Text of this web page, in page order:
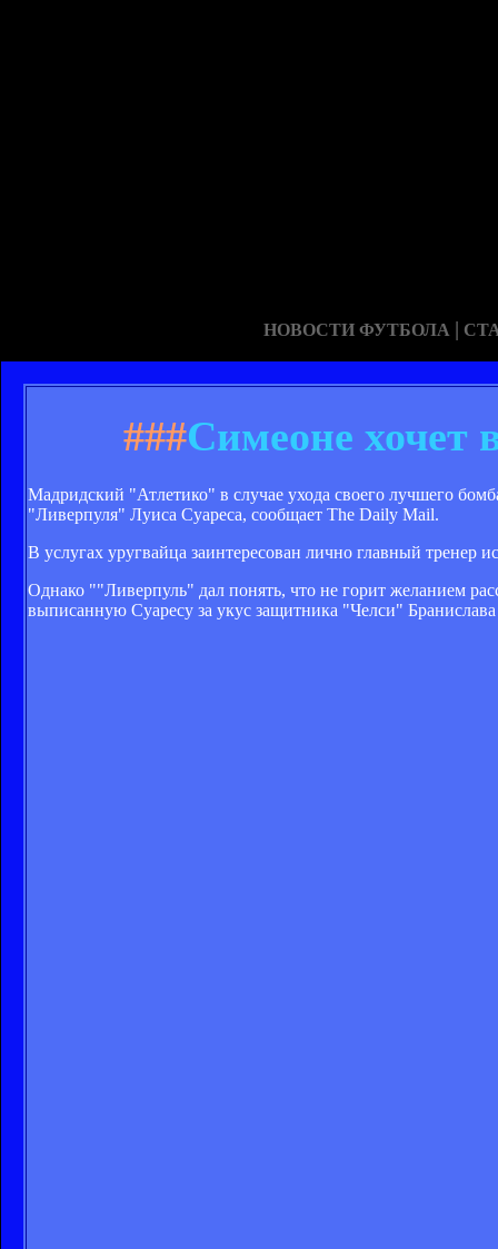
НОВОСТИ ФУТБОЛА |
###Симеоне хочет
Мадридский "Атлетико" в случае ухода своего лучшего
"Ливерпуля" Луиса Суареса, сообщает The Daily Mail.
В услугах уругвайца заинтересован лично главный
Однако ""Ливерпуль" дал понять, что не горит желанием
выписанную Суаресу за укус защитника "Челси"